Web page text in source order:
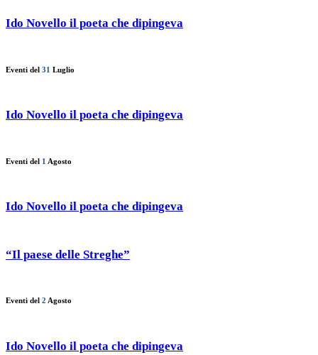
Ido Novello il poeta che dipingeva
Eventi del 31 Luglio
Ido Novello il poeta che dipingeva
Eventi del 1 Agosto
Ido Novello il poeta che dipingeva
“Il paese delle Streghe”
Eventi del 2 Agosto
Ido Novello il poeta che dipingeva